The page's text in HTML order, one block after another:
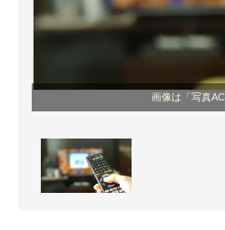
AI活用のいまが分かる
経営リーダーのコミュニティ
マーケ×ITの今がよく分かる
ITエンジニア向け専門サイト
画像は「写真